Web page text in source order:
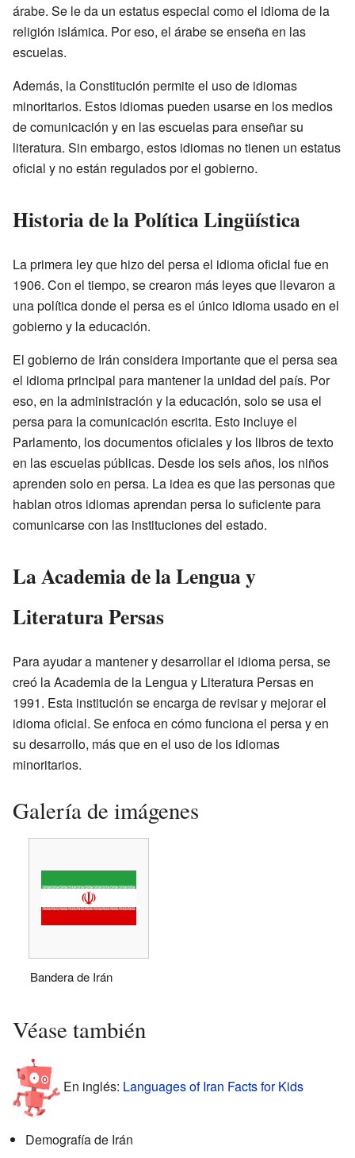
árabe. Se le da un estatus especial como el idioma de la
religión islámica. Por eso, el árabe se enseña en las
escuelas.
Además, la Constitución permite el uso de idiomas
minoritarios. Estos idiomas pueden usarse en los medios
de comunicación y en las escuelas para enseñar su
literatura. Sin embargo, estos idiomas no tienen un estatus
oficial y no están regulados por el gobierno.
Historia de la Política Lingüística
La primera ley que hizo del persa el idioma oficial fue en
1906. Con el tiempo, se crearon más leyes que llevaron a
una política donde el persa es el único idioma usado en el
gobierno y la educación.
El gobierno de Irán considera importante que el persa sea
el idioma principal para mantener la unidad del país. Por
eso, en la administración y la educación, solo se usa el
persa para la comunicación escrita. Esto incluye el
Parlamento, los documentos oficiales y los libros de texto
en las escuelas públicas. Desde los seis años, los niños
aprenden solo en persa. La idea es que las personas que
hablan otros idiomas aprendan persa lo suficiente para
comunicarse con las instituciones del estado.
La Academia de la Lengua y
Literatura Persas
Para ayudar a mantener y desarrollar el idioma persa, se
creó la Academia de la Lengua y Literatura Persas en
1991. Esta institución se encarga de revisar y mejorar el
idioma oficial. Se enfoca en cómo funciona el persa y en
su desarrollo, más que en el uso de los idiomas
minoritarios.
Galería de imágenes
Bandera de Irán
Véase también
En inglés: Languages of Iran Facts for Kids
Demografía de Irán